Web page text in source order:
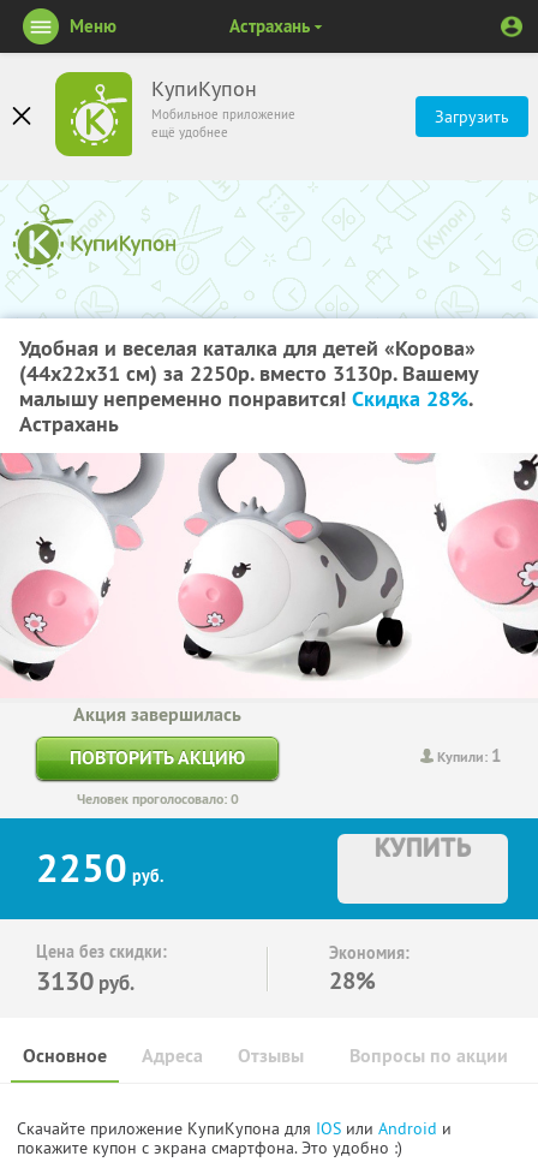
КупиКупон
Мобильное приложение
ещё удобнее
Загрузить
Меню Астрахань
Удобная и веселая каталка для детей «Корова»
(44х22х31 см) за 2250р. вместо 3130р. Вашему
малышу непременно понравится! Скидка 28%.
Астрахань
Купили: 1
Акция завершилась
ПОВТОРИТЬ АКЦИЮ
Человек проголосовало: 0
2250 руб.
КУПИТЬ
Цена без скидки:
3130 руб.
Экономия:
28%
Основное Отзывы Вопросы по акции
Адреса
Скачайте приложение КупиКупона для IOS или Android и
покажите купон с экрана смартфона. Это удобно :)